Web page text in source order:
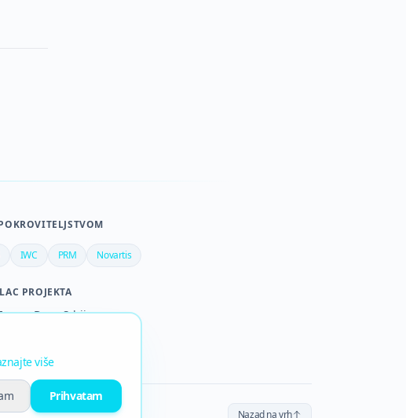
IWC PRM Novartis
PROJEKTA
Dona Srbija
Nazad na vrh
više
Prihvatam